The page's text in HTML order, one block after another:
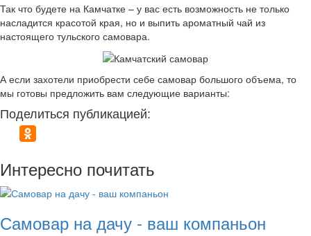
Так что будете на Камчатке – у вас есть возможность не только
насладится красотой края, но и выпить ароматный чай из
настоящего тульского самовара.
А если захотели приобрести себе самовар большого объема, то
мы готовы предложить вам следующие варианты:
Поделиться публикацией:
Интересно почитать
Самовар на дачу - ваш компаньон